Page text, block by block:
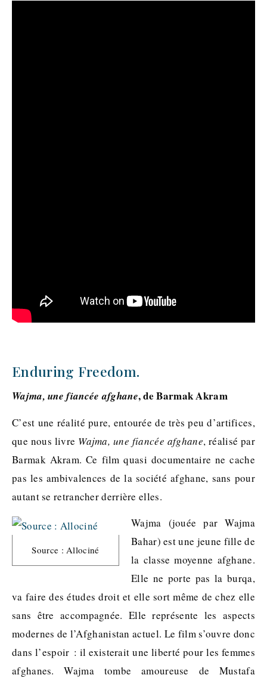
Enduring Freedom.
Wajma, une fiancée afghane, de Barmak Akram
C’est une réalité pure, entourée de très peu d’artifices,
que nous livre Wajma, une fiancée afghane, réalisé par
Barmak Akram. Ce film quasi documentaire ne cache
pas les ambivalences de la société afghane, sans pour
autant se retrancher derrière elles.
Source : Allociné
Wajma (jouée par Wajma
Bahar) est une jeune fille de
la classe moyenne afghane.
Elle ne porte pas la burqa,
va faire des études droit et elle sort même de chez elle
sans être accompagnée. Elle représente les aspects
modernes de l’Afghanistan actuel. Le film s’ouvre donc
dans l’espoir : il existerait une liberté pour les femmes
afghanes. Wajma tombe amoureuse de Mustafa